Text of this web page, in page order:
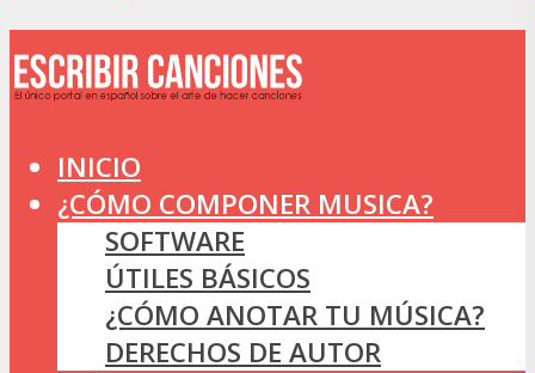
INICIO
¿CÓMO COMPONER MUSICA?
SOFTWARE
ÚTILES BÁSICOS
¿CÓMO ANOTAR TU MÚSICA?
DERECHOS DE AUTOR